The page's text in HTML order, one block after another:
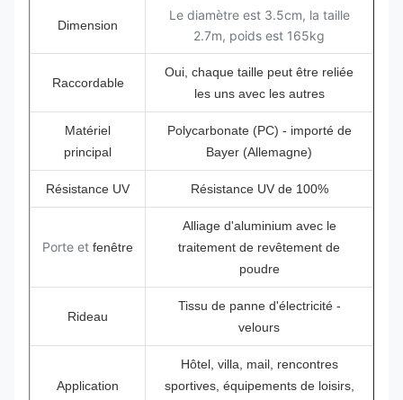
Dimension
Le diamètre est 3.5cm, la taille
2.7m, poids est 165kg
Raccordable
Oui, chaque taille peut être reliée
les uns avec les autres
Matériel
principal
Polycarbonate (PC) - importé de
Bayer (Allemagne)
Résistance UV Résistance UV de 100%
Porte et fenêtre
Alliage d'aluminium avec le
traitement de revêtement de
poudre
Rideau
Tissu de panne d'électricité -
velours
Application
Hôtel, villa, mail, rencontres
sportives, équipements de loisirs,